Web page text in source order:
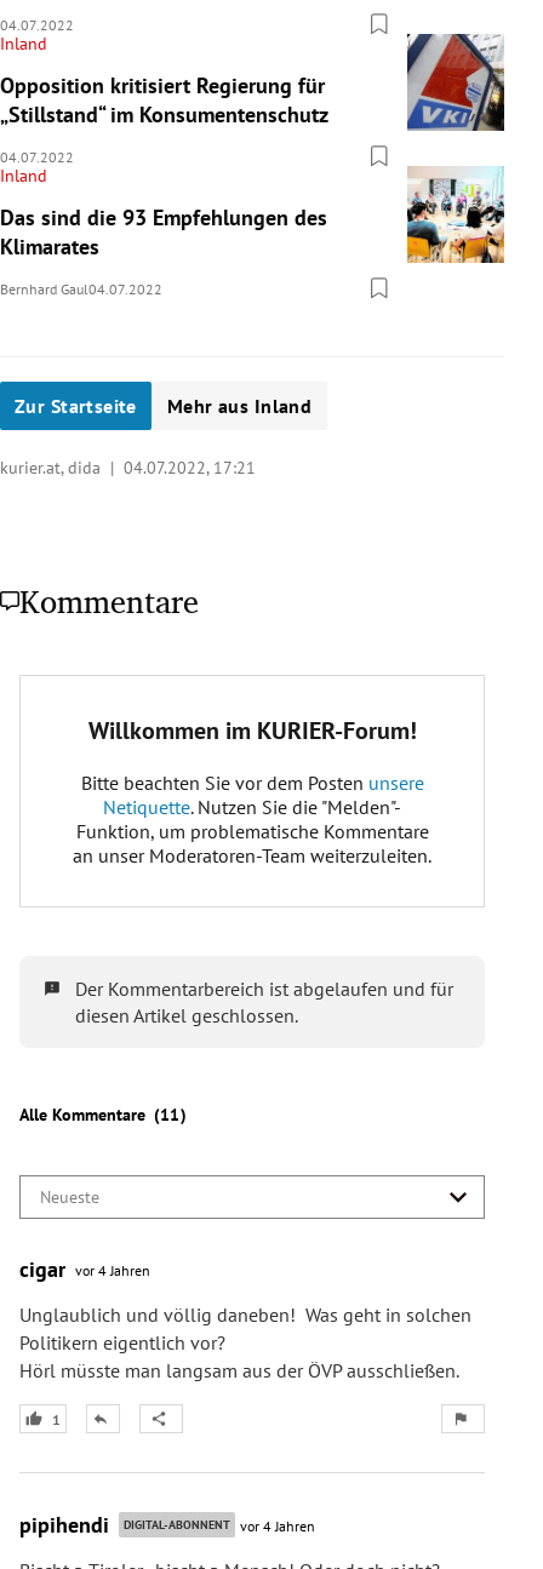
04.07.2022
Inland
Opposition kritisiert Regierung für
„Stillstand“ im Konsumentenschutz
04.07.2022
Inland
Das sind die 93 Empfehlungen des
Klimarates
Bernhard Gaul04.07.2022
Zur Startseite Mehr aus Inland
kurier.at, dida | 04.07.2022, 17:21
Kommentare